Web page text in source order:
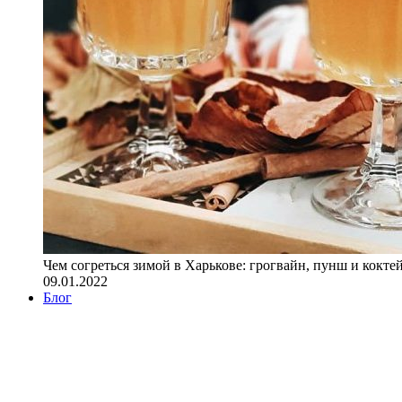
Чем согреться зимой в Харькове: грогвайн, пунш и
09.01.2022
Блог